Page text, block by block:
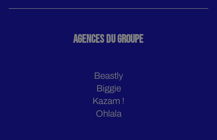
AGENCES DU GROUPE
Beastly
Biggie
Kazam !
Ohlala